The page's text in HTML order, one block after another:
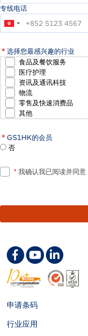
专线电话
选择您最感兴趣的行业
食品及餐饮服务
医疗护理
资讯及通讯科技
物流
零售及快速消费品
其他
GS1HK的会员
否
* 我确认我已阅读并同意
Footer
Site
申请条码
GS1条码
行业应用